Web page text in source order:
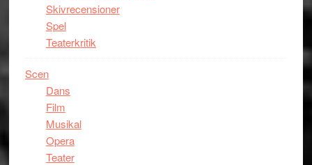
Skivrecensioner
Spel
Teaterkritik
Scen
Dans
Film
Musikal
Opera
Teater